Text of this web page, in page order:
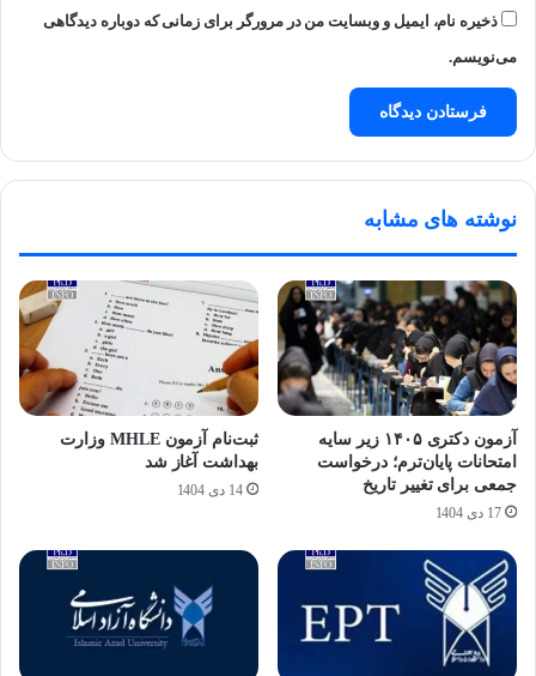
ذخیره نام، ایمیل و وبسایت من در مرورگر برای زمانی که دوباره دیدگاهی
می‌نویسم.
نوشته های مشابه
آزمون دکتری ۱۴۰۵ زیر سایه
امتحانات پایان‌ترم؛ درخواست
جمعی برای تغییر تاریخ
17 دی 1404
ثبت‌نام آزمون MHLE وزارت
بهداشت آغاز شد
14 دی 1404